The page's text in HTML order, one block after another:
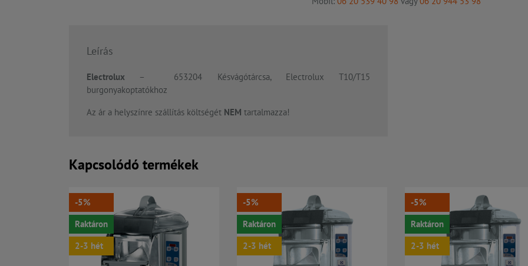
Leírás
Electrolux – 653204 Késvágótárcsa, Electrolux T10/T15
burgonyakoptatókhoz
Az ár a helyszínre szállítás költségét NEM tartalmazza!
Kapcsolódó termékek
-5%
Raktáron
2-3 hét
-5%
Raktáron
2-3 hét
-5%
Raktáron
2-3 hét